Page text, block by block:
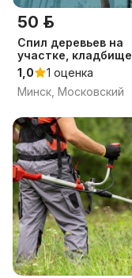
50 р.
Спил деревьев на
участке, кладбище,
возле дома
1,0
1 оценка
Минск, Московский